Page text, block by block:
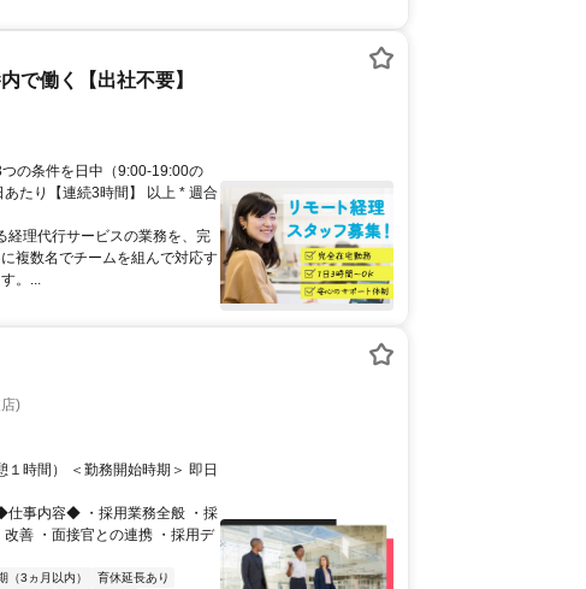
で働く【出社不要】
の条件を日中（9:00-19:00の
たり【連続3時間】 以上 * 週合
経理代行サービスの業務を、完
複数名でチームを組んで対応す
。...
)
時間） ＜勤務開始時期＞ 即日
仕事内容◆ ・採用業務全般 ・採
善 ・面接官との連携 ・採用デ
（3ヵ月以内）
育休延長あり